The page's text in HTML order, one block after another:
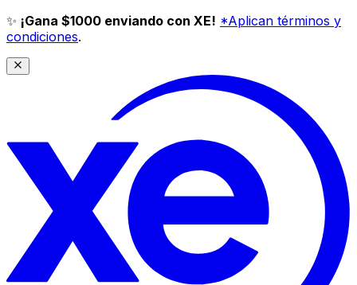
✨ ¡Gana $1000 enviando con XE! *Aplican términos y
condiciones.